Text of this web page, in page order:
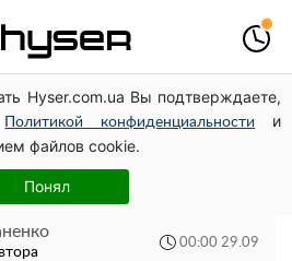
Hyser.com.ua Вы подтверждаете,
Политикой конфиденциальности
и
файлов cookie.
Понял
блиснула "принадами":
не бачили
які Путін хоче
мобілізації
00:00 29.09